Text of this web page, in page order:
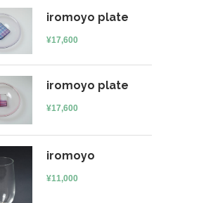
iromoyo plate
¥17,600
iromoyo plate
¥17,600
iromoyo
¥11,000